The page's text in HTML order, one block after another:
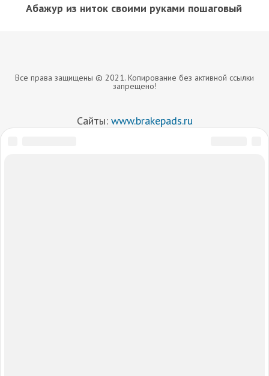
Абажур из ниток своими руками пошаговый
Все права защищены © 2021. Копирование без активной ссылки
запрещено!
Сайты: www.brakepads.ru